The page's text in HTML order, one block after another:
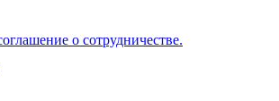
о сотрудничестве.